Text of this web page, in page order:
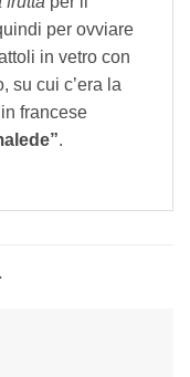
per ovviare
in vetro con
su cui c’era la
francese
.